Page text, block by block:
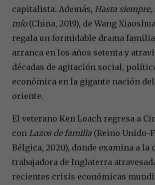
capitalista. Además, Hasta
mío(China, 2019), de Wang
regala un formidable drama
arranca en los años setenta y
décadas de agitación social,
económica en la gigante nación
oriente.
El veterano Ken Loach regresa a
con Lazos de familia (Reino Unido-
Bélgica, 2020), donde examina a la
trabajadora de Inglaterra
recientes crisis económicas